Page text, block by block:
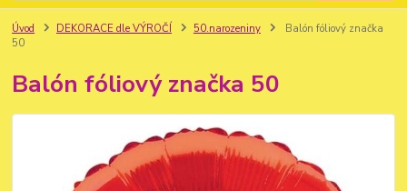
Úvod DEKORACE dle VÝROČÍ 50.narozeniny
Balón fóliový značka
50
Balón fóliový značka 50